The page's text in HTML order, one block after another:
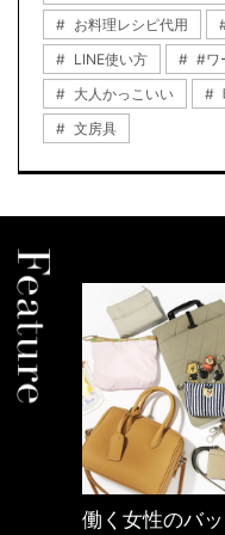
お料理レシピ代用
LINE使い方
#ワ
大人かっこいい
文房具
優木まおみさん